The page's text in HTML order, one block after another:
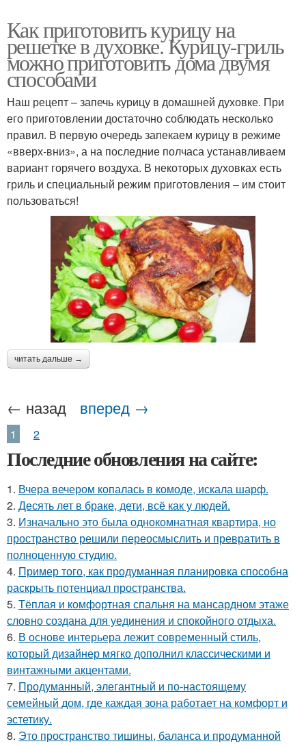
Как приготовить курицу на
решетке в духовке. Курицу-гриль
можно приготовить дома двумя
способами
Наш рецепт – запечь курицу в домашней духовке. При
его приготовлении достаточно соблюдать несколько
правил. В первую очередь запекаем курицу в режиме
«вверх-вниз», а на последние полчаса устанавливаем
вариант горячего воздуха. В некоторых духовках есть
гриль и специальный режим приготовления – им стоит
пользоваться!
читать дальше →
← назад вперед →
1 2
Последние обновления на сайте:
1. Вчера вечером копалась в комоде, искала шарф.
2. Десять лет в браке, дети, всё как у людей.
3. Изначально это была однокомнатная квартира, но
пространство решили переосмыслить и превратить в
полноценную студию.
4. Пример того, как продуманная планировка способна
раскрыть потенциал пространства.
5. Тёплая и комфортная спальня на мансардном этаже
словно создана для уединения и спокойного отдыха.
6. В основе интерьера лежит современный стиль,
который дизайнер мягко дополнил классическими и
винтажными акцентами.
7. Продуманный, элегантный и по-настоящему
семейный дом, где каждая зона работает на комфорт и
эстетику.
8. Это пространство тишины, баланса и продуманной